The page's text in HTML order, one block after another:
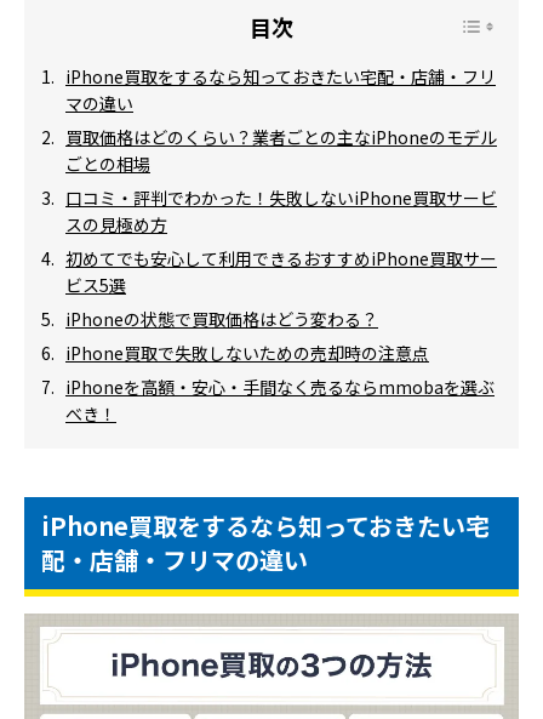
iPhone買取をするなら知っておきたい宅配・店舗・フリ
マの違い
買取価格はどのくらい？業者ごとの主なiPhoneのモデル
ごとの相場
口コミ・評判でわかった！失敗しないiPhone買取サービ
スの見極め方
初めてでも安心して利用できるおすすめiPhone買取サー
ビス5選
iPhoneの状態で買取価格はどう変わる？
iPhone買取で失敗しないための売却時の注意点
iPhoneを高額・安心・手間なく売るならmmobaを選ぶ
べき！
iPhone買取をするなら知っておきたい宅
配・店舗・フリマの違い